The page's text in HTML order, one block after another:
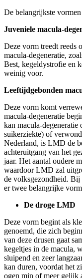
De belangrijkste
Juveniele macula-
Deze vorm treedt reeds
macula-degeneratie,
Best, kegeldystrofie en
weinig voor.
Leeftijdgebonden
Deze vorm komt
macula-degeneratie
kan macula-degeneratie
suikerziekte) of
Nederland, is LMD de
achteruitgang van het
jaar. Het aantal oudere
waardoor LMD zal
de volksgezondheid. Bij
er twee belangrijke
De droge LMD
Deze vorm begint als
genoemd, die zich
van deze drusen gaat
kegeltjes in de macula,
sluipend en zeer
kan duren, voordat het
ogen min of meer gelijk